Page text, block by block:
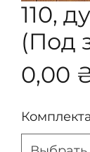
110,
(Под
0,00